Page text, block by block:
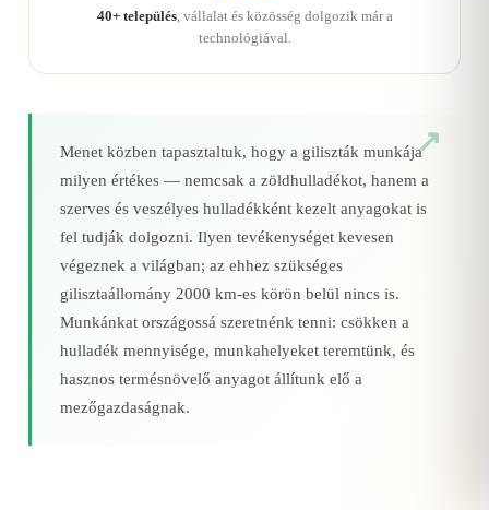
40+ település, vállalat és közösség dolgozik már a
technológiával.
Menet közben tapasztaltuk, hogy a giliszták munkája
milyen értékes — nemcsak a zöldhulladékot, hanem a
szerves és veszélyes hulladékként kezelt anyagokat is
fel tudják dolgozni. Ilyen tevékenységet kevesen
végeznek a világban; az ehhez szükséges
gilisztaállomány 2000 km‑es körön belül nincs is.
Munkánkat országossá szeretnénk tenni: csökken a
hulladék mennyisége, munkahelyeket teremtünk, és
hasznos termésnövelő anyagot állítunk elő a
mezőgazdaságnak.